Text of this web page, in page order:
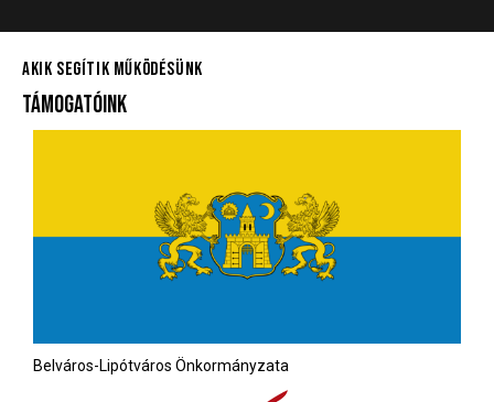
AKIK SEGÍTIK MŰKÖDÉSÜNK
TÁMOGATÓINK
Belváros-Lipótváros Önkormányzata